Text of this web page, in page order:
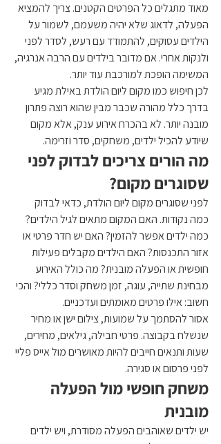
מאוד מתגלים כל הפרטים הקטנים. צריך להמציא
הפעלה, לדאוג שלא יהיה משעמם, לשמור על
הילדים עסוקים, להתמודד עם רעש, לסדר לפני
ולנקות אחרי. אם מדובר בילדים עם הרבה אנרגיה,
המשימה הופכת למורכבת עוד יותר.
לכן חיפוש כמו מקום ליום הולדת באילת מגיע
בדרך כלל מהורה שכבר מבין שהוא רוצה פתרון
מובנה יותר. לא בהכרח אירוע ענק, אלא מקום
שיודע להכיל ילדים, משחקים, סדר וזרימה.
מה הורים צריכים לבדוק לפני
שסוגרים מקום?
לפני שסוגרים מקום ליום הולדת, כדאי לבדוק
כמה נקודות. האם המקום מתאים לגיל הילדים?
כמה ילדים אפשר להזמין? האם יש חדר פרטי או
אזור התכנסות? האם הילדים מקבלים פעילות
חופשית או הפעלה מובנית? מה כולל האירוע
מבחינת שתייה, עוגה, זמן משחק וסדר כללי? והכי
חשוב: אילו פרטים מאומתים ועדכניים.
אסור להסתמך על שמועות, צילום ישן או מחיר
שנשלח בקבוצה. פרטי חבילה, גילאים, מחירים,
שעות ותנאים חייבים להיות מאושרים מול אייס פליי
לפני פרסום או סגירה.
משחק חופשי מול הפעלה
מובנית
יש ילדים שאוהבים הפעלה מסודרת, ויש ילדים